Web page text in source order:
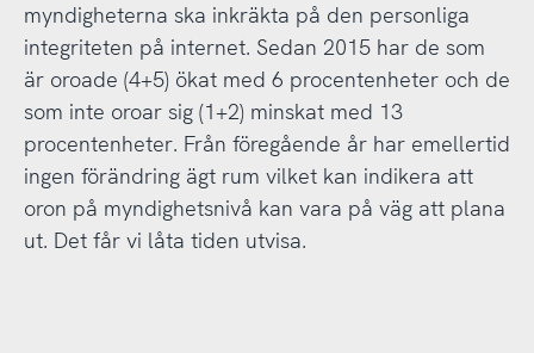
myndigheterna ska inkräkta på den personliga
integriteten på internet. Sedan 2015 har de som
är oroade (4+5) ökat med 6 procentenheter och de
som inte oroar sig (1+2) minskat med 13
procentenheter. Från föregående år har emellertid
ingen förändring ägt rum vilket kan indikera att
oron på myndighetsnivå kan vara på väg att plana
ut. Det får vi låta tiden utvisa.